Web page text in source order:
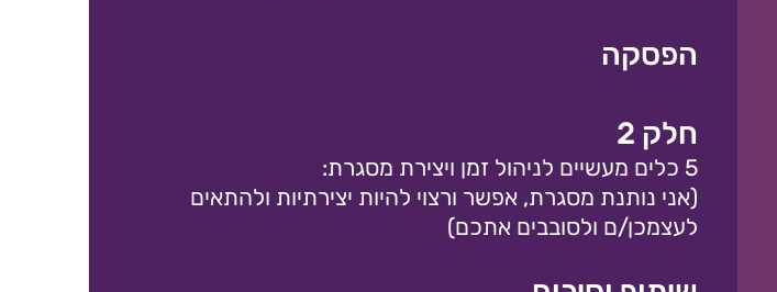
הפסקה
חלק 2
5 כלים מעשיים לניהול זמן ויצירת מסגרת:
(אני נותנת מסגרת, אפשר ורצוי להיות יצירתיות ולהתאים
לעצמכן/ם ולסובבים אתכם)